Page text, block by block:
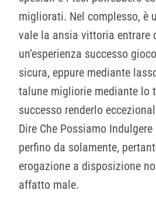
migliorati. Nel complesso, è
vale la ansia vittoria entrare
un’esperienza successo
sicura, eppure mediante
talune migliorie mediante lo
successo renderlo
Dire Che Possiamo
perfino da solamente,
erogazione a disposizione
affatto male.